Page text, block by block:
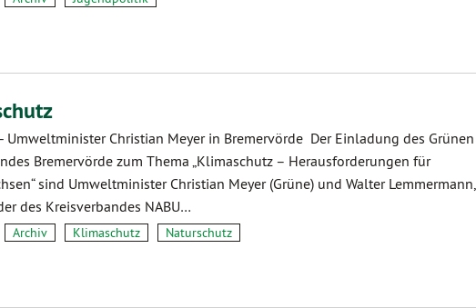
- Umweltminister Christian Meyer in Bremervörde Der Einladung des Grünen
Bremervörde zum Thema „Klimaschutz – Herausforderungen für
sind Umweltminister Christian Meyer (Grüne) und Walter Lemmermann,
des Kreisverbandes NABU…
Archiv Klimaschutz Naturschutz